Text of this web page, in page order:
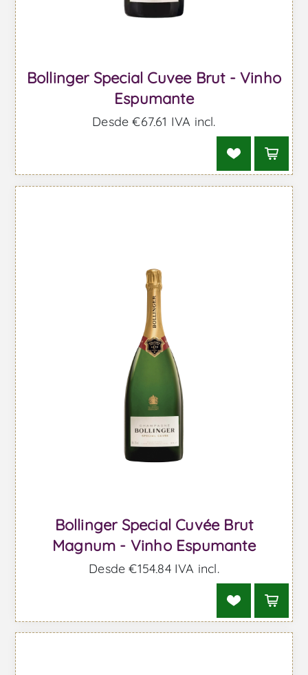
Bollinger Special Cuvee Brut - Vinho
Espumante
Desde €67,61 IVA incl.
Bollinger Special Cuvée Brut
Magnum - Vinho Espumante
Desde €154,84 IVA incl.